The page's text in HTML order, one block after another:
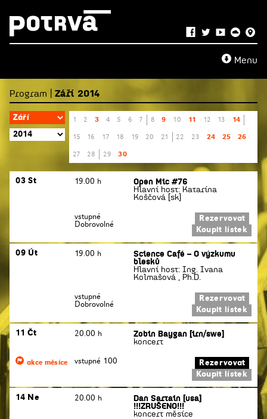
Menu
Program | Září 2014
1 2 3 4 5 6 7 8 9 10 11 12 13 14
15 16 17 18 19 20 21 22 23 24 25 26
27 28 29 30
03 St 19.00 h Open Mic #76
Hlavní host: Katarína
Koščová [sk]
vstupné
Dobrovolné
Rezervovat
Koupit lístek
09 Út 19.00 h Science Café – O výzkumu
blesků
Hlavní host: Ing. Ivana
Kolmašová , Ph.D.
vstupné
Dobrovolné
Rezervovat
Koupit lístek
11 Čt 20.00 h Zobin Baygan [irn/swe]
koncert
akce měsíce vstupné 100
Rezervovat
Koupit lístek
14 Ne 20.00 h Dan Sartain [usa]
!!!ZRUŠENO!!!
koncert měsíce